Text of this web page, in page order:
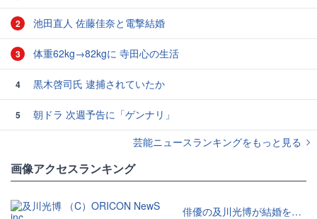
2 池田直人 佐藤佳奈と電撃結婚
3 体重62kg→82kgに 寺田心の生活
4 黒木啓司氏 逮捕されていたか
5
朝ドラ 次週予告に「ゲンナリ」
芸能ニュースランキングをもっと見る
画像アクセスランキング
俳優の及川光博が結婚を発表